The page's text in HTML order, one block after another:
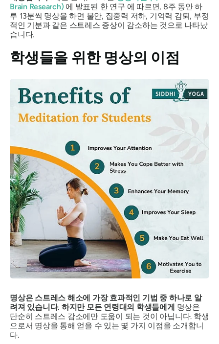
Brain Research) 에 발표된 한 연구 에 따르면, 8주 동안 하
루 13분씩 명상을 하면 불안, 집중력 저하, 기억력 감퇴, 부정
적인 기분과 같은 스트레스 증상이 감소하는 것으로 나타났
습니다.
학생들을 위한 명상의 이점
명상은 스트레스 해소에 가장 효과적인 기법 중 하나로 알
려져 있습니다. 하지만 모든 연령대의 학생들에게 명상은
단순히 스트레스 감소에만 도움이 되는 것이 아닙니다. 학생
으로서 명상을 통해 얻을 수 있는 몇 가지 이점을 소개합니
다.